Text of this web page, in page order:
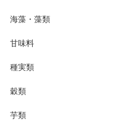
海藻・藻類
甘味料
種実類
穀類
芋類